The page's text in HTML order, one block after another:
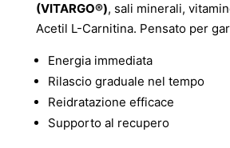
(VITARGO®), sali minerali,
Acetil L-Carnitina. Pensato per
Energia immediata
Rilascio graduale nel tempo
Reidratazione efficace
Supporto al recupero